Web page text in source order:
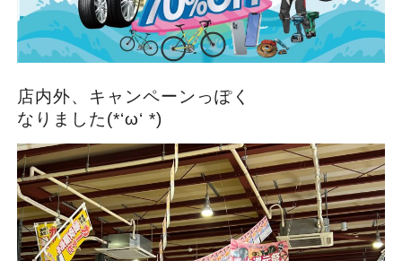
店内外、キャンペーンっぽく
なりました(*‘ω‘ *)